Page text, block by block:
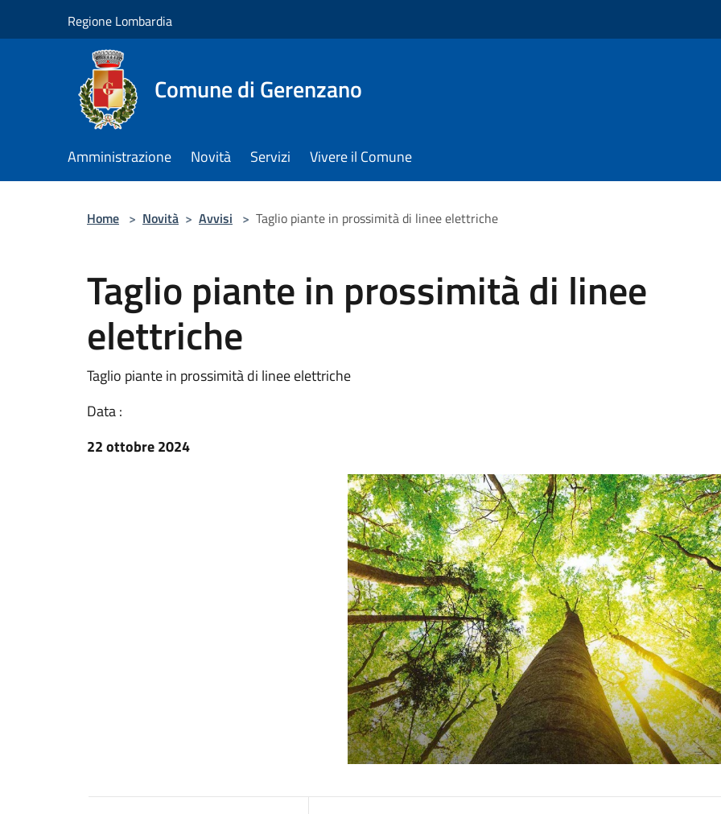
Regione Lombardia
Comune di Gerenzano
Amministrazione Novità Servizi Vivere il Comune
Home > Novità > Avvisi > Taglio piante in prossimità di linee elettriche
Taglio piante in prossimità di linee
elettriche
Taglio piante in prossimità di linee elettriche
Data :
22 ottobre 2024